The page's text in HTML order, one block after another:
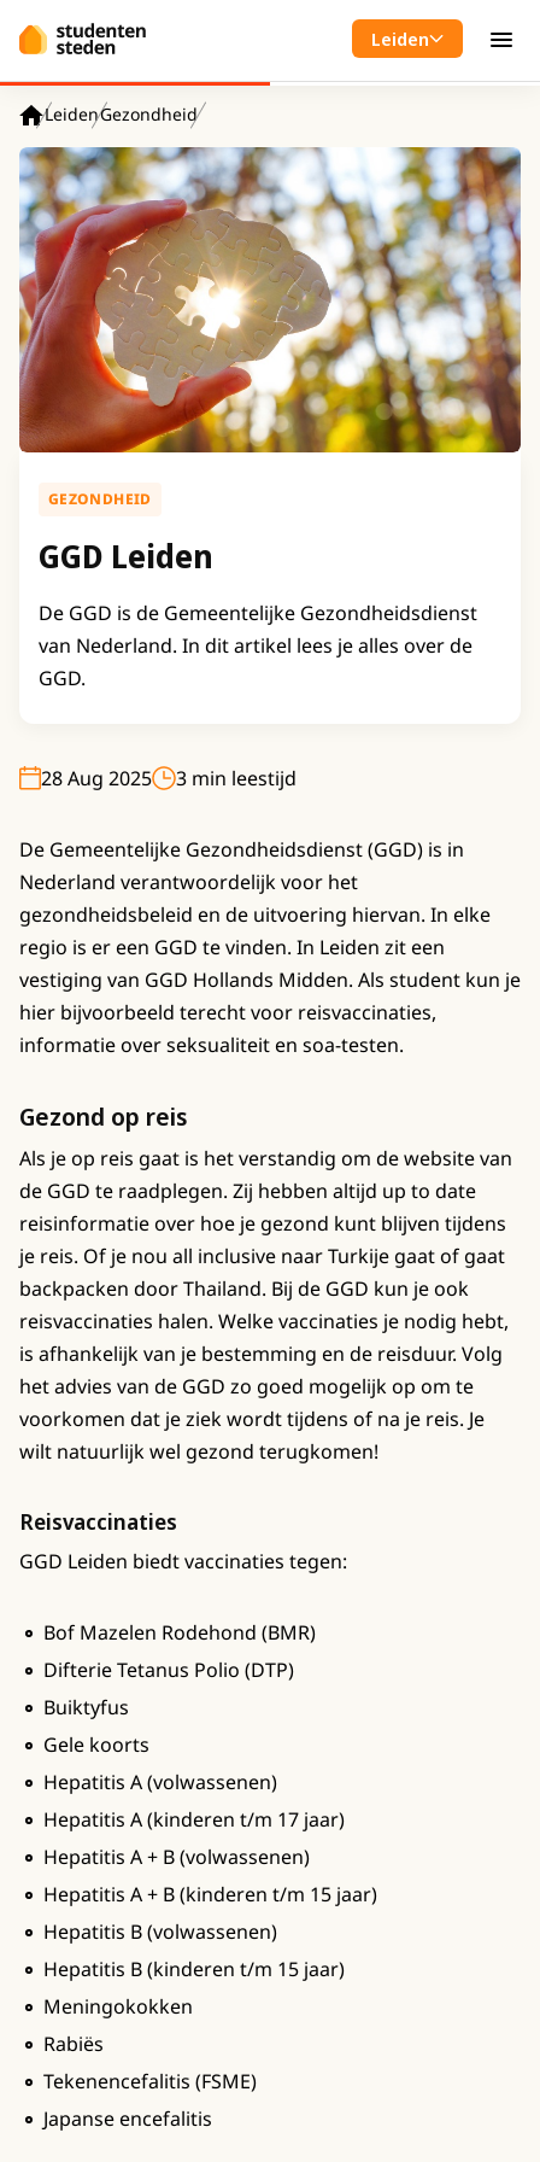
Leiden
Home
LeidenGezondheid
GEZONDHEID
GGD Leiden
De GGD is de Gemeentelijke Gezondheidsdienst
van Nederland. In dit artikel lees je alles over de
GGD.
28 Aug 2025 3 min leestijd
De Gemeentelijke Gezondheidsdienst (GGD) is in
Nederland verantwoordelijk voor het
gezondheidsbeleid en de uitvoering hiervan. In elke
regio is er een GGD te vinden. In Leiden zit een
vestiging van GGD Hollands Midden. Als student kun je
hier bijvoorbeeld terecht voor reisvaccinaties,
informatie over seksualiteit en soa-testen.
Gezond op reis
Als je op reis gaat is het verstandig om de website van
de GGD te raadplegen. Zij hebben altijd up to date
reisinformatie over hoe je gezond kunt blijven tijdens
je reis. Of je nou all inclusive naar Turkije gaat of gaat
backpacken door Thailand. Bij de GGD kun je ook
reisvaccinaties halen. Welke vaccinaties je nodig hebt,
is afhankelijk van je bestemming en de reisduur. Volg
het advies van de GGD zo goed mogelijk op om te
voorkomen dat je ziek wordt tijdens of na je reis. Je
wilt natuurlijk wel gezond terugkomen!
Reisvaccinaties
GGD Leiden biedt vaccinaties tegen:
Bof Mazelen Rodehond (BMR)
Difterie Tetanus Polio (DTP)
Buiktyfus
Gele koorts
Hepatitis A (volwassenen)
Hepatitis A (kinderen t/m 17 jaar)
Hepatitis A + B (volwassenen)
Hepatitis A + B (kinderen t/m 15 jaar)
Hepatitis B (volwassenen)
Hepatitis B (kinderen t/m 15 jaar)
Meningokokken
Rabiës
Tekenencefalitis (FSME)
Japanse encefalitis